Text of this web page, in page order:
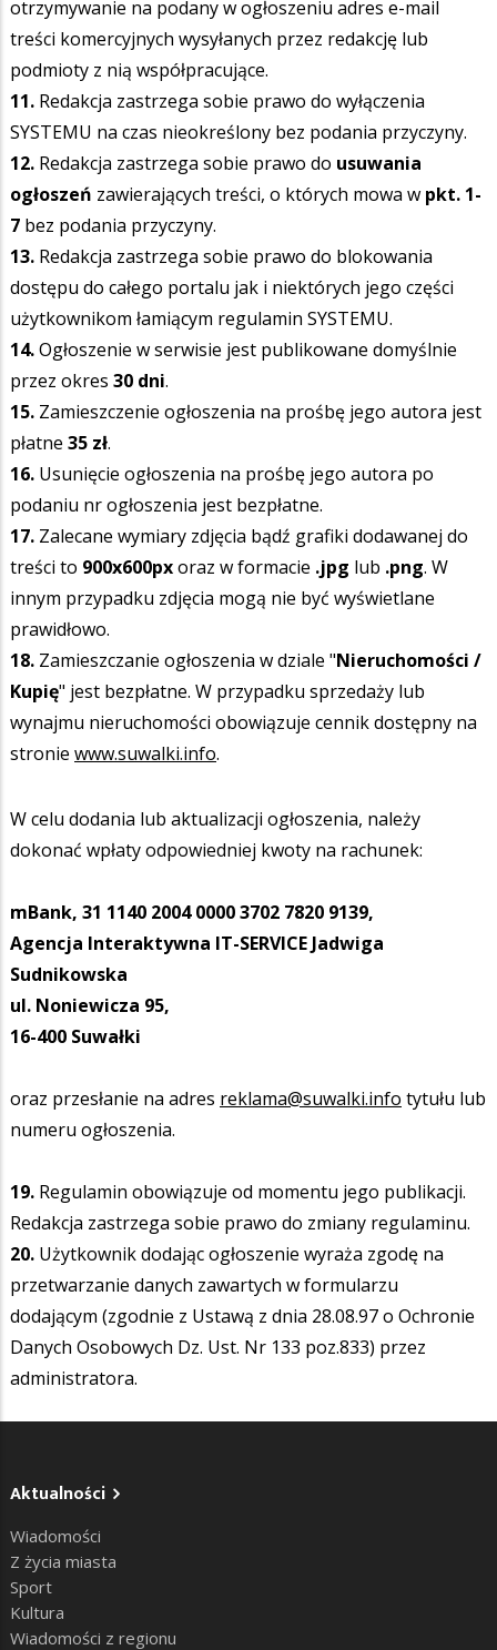
otrzymywanie na podany w ogłoszeniu adres e-mail
treści komercyjnych wysyłanych przez redakcję lub
podmioty z nią współpracujące.
11. Redakcja zastrzega sobie prawo do wyłączenia
SYSTEMU na czas nieokreślony bez podania przyczyny.
12. Redakcja zastrzega sobie prawo do usuwania
ogłoszeń zawierających treści, o których mowa w pkt. 1-
7 bez podania przyczyny.
13. Redakcja zastrzega sobie prawo do blokowania
dostępu do całego portalu jak i niektórych jego części
użytkownikom łamiącym regulamin SYSTEMU.
14.Ogłoszenie w serwisie jest publikowane domyślnie
przez okres 30 dni.
15. Zamieszczenie ogłoszenia na prośbę jego autora jest
płatne 35 zł.
16. Usunięcie ogłoszenia na prośbę jego autora po
podaniu nr ogłoszenia jest bezpłatne.
17. Zalecane wymiary zdjęcia bądź grafiki dodawanej do
treści to 900x600pxoraz w formacie .jpg lub .png. W
innym przypadku zdjęcia mogą nie być wyświetlane
prawidłowo.
18. Zamieszczanie ogłoszenia w dziale "Nieruchomości /
Kupię" jest bezpłatne. W przypadku sprzedaży lub
wynajmu nieruchomości obowiązuje cennik dostępny na
stronie www.suwalki.info.
W celu dodania lub aktualizacji ogłoszenia, należy
dokonać wpłaty odpowiedniej kwoty na rachunek:
mBank, 31 1140 2004 0000 3702 7820 9139,
Agencja Interaktywna IT-SERVICE Jadwiga
Sudnikowska
ul. Noniewicza 95,
16-400 Suwałki
oraz przesłanie na adres reklama@suwalki.info tytułu lub
numeru ogłoszenia.
19. Regulamin obowiązuje od momentu jego publikacji.
Redakcja zastrzega sobie prawo do zmiany regulaminu.
20. Użytkownik dodając ogłoszenie wyraża zgodę na
przetwarzanie danych zawartych w formularzu
dodającym (zgodnie z Ustawą z dnia 28.08.97 o Ochronie
Danych Osobowych Dz. Ust. Nr 133 poz.833) przez
administratora.
Aktualności
Wiadomości
Z życia miasta
Sport
Kultura
Wiadomości z regionu